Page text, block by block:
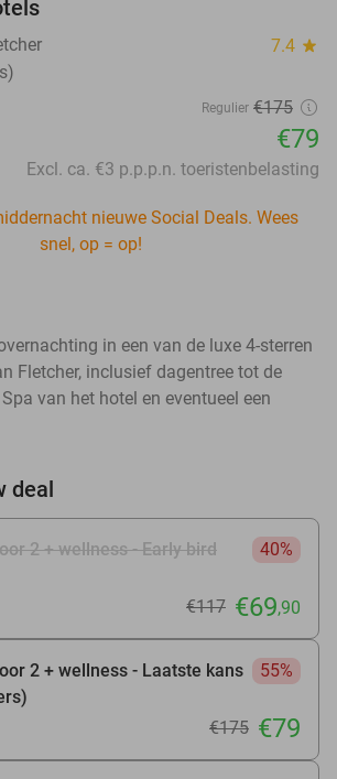
7.4 star
Regulier €175
€79
Excl. ca. €3 p.p.p.n. toeristenbelasting
nieuwe Social Deals. Wees
snel, op = op!
in een van de luxe 4-sterren
Fletcher, inclusief dagentree tot de
van het hotel en eventueel een
deal
2 + wellness - Early bird
40%
€117 €69,90
2 + wellness - Laatste kans
55%
€175 €79